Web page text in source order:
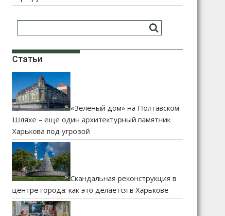
Статьи
«Зеленый дом» на Полтавском
Шляхе – еще один архитектурный памятник
Харькова под угрозой
Скандальная реконструкция в
центре города: как это делается в Харькове